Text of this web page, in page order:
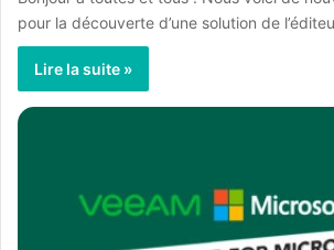
pour la découverte d’une solution de
Lire la suite »